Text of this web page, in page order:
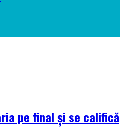
pe final și se califică